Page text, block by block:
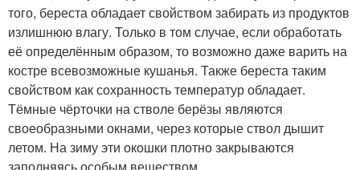
того, береста обладает свойством забирать из продуктов
излишнюю влагу. Только в том случае, если обработать
её определённым образом, то возможно даже варить на
костре всевозможные кушанья. Также береста таким
свойством как сохранность температур обладает.
Тёмные чёрточки на стволе берёзы являются
своеобразными окнами, через которые ствол дышит
летом. На зиму эти окошки плотно закрываются
заполняясь особым веществом.